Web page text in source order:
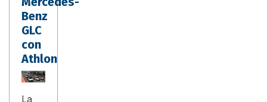
Benz
GLC
con
Athlon
La